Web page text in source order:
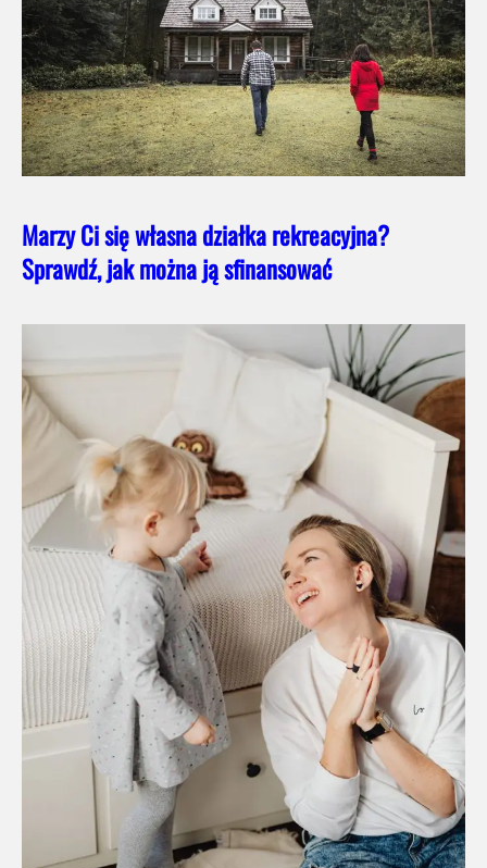
Marzy Ci się własna działka rekreacyjna?
Sprawdź, jak można ją sfinansować